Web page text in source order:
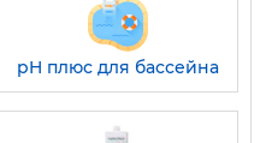
pH плюс для бассейна